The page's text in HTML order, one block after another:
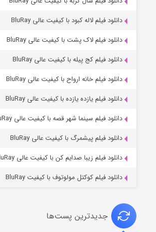
دانلود فیلم لاله کبود با کیفیت عالی BluRay
دانلود فیلم لاک پشت با کیفیت عالی BluRay
دانلود فیلم کج‌ پیله با کیفیت عالی BluRay
دانلود فیلم خانه ارواح با کیفیت عالی BluRay
دانلود فیلم یازده یازده با کیفیت عالی BluRay
دانلود فیلم سینما شهر قصه با کیفیت عالی BluRay
دانلود فیلم پیشمرگ با کیفیت عالی BluRay
دانلود فیلم زیبا صدایم کن با کیفیت عالی BluRay
دانلود فیلم کوکتل مولوتوف با کیفیت BluRay
جدیدترین پست‌ها